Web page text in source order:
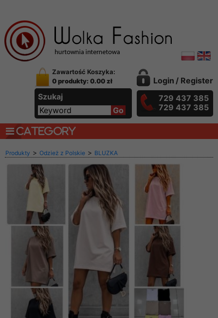
Zawartość Koszyka:
0 produkty: 0.00 zł
Szukaj
Login / Register
729 437 385
729 437 385
CATEGORY
Produkty > Odzież z Polskie > BLUZKA